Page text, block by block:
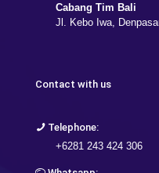
Cabang Tim Bali
Jl. Kebo Iwa,
Contact with us
Telephone:
+6281 243 424 306